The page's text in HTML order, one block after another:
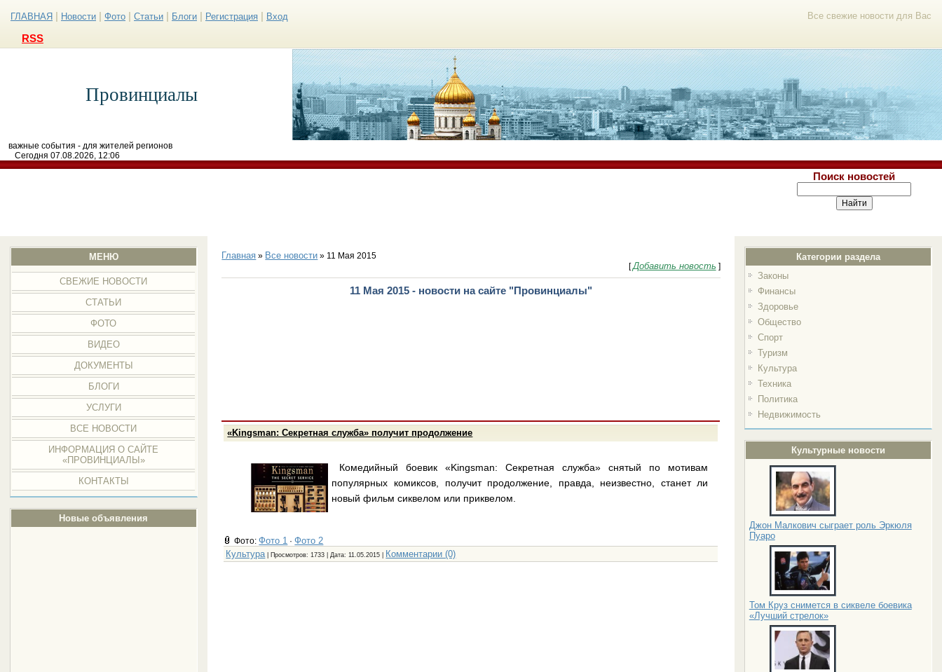
Все свежие новости для Вас
ГЛАВНАЯ Новости Фото Статьи Блоги Регистрация Вход
RSS
Провинциалы
важные события - для жителей регионов
Сегодня 07.08.2026, 12:06
Поиск новостей
МЕНЮ
СВЕЖИЕ НОВОСТИ
СТАТЬИ
ФОТО
ВИДЕО
ДОКУМЕНТЫ
БЛОГИ
УСЛУГИ
ВСЕ НОВОСТИ
ИНФОРМАЦИЯ О САЙТЕ
«ПРОВИНЦИАЛЫ»
КОНТАКТЫ
Новые объявления
Категории раздела
Законы
Финансы
Здоровье
Общество
Спорт
Туризм
Культура
Техника
Политика
Недвижимость
Культурные новости
Джон Малкович сыграет роль Эркюля
Пуаро
Том Круз снимется в сиквеле боевика
«Лучший стрелок»
Главная » Все новости » 11 Мая 2015
[Добавить новость ]
11 Мая 2015 - новости на сайте "Провинциалы"
«Kingsman: Секретная служба» получит продолжение
Комедийный боевик «Kingsman: Секретная служба» снятый по мотивам
популярных комиксов, получит продолжение, правда, неизвестно, станет ли
новый фильм сиквелом или приквелом.
Фото:Фото 1 ·Фото 2
Культура | Просмотров: 1733 | Дата:11.05.2015 Комментарии (0)